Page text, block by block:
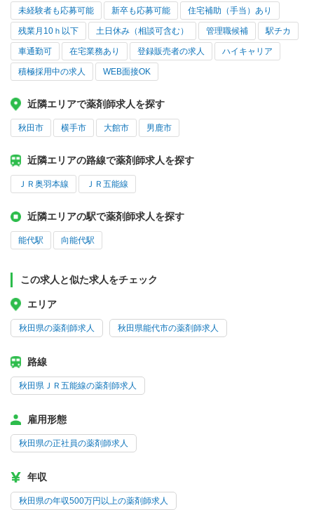
未経験者も応募可能 新卒も応募可能 住宅補助（手当）あり
残業月10ｈ以下 土日休み（相談可含む） 管理職候補 駅チカ
車通勤可 在宅業務あり 登録販売者の求人 ハイキャリア
積極採用中の求人 WEB面接OK
近隣エリアで薬剤師求人を探す
秋田市 横手市 大館市 男鹿市
近隣エリアの路線で薬剤師求人を探す
ＪＲ奥羽本線 ＪＲ五能線
近隣エリアの駅で薬剤師求人を探す
能代駅 向能代駅
この求人と似た求人をチェック
エリア
秋田県の薬剤師求人 秋田県能代市の薬剤師求人
路線
秋田県ＪＲ五能線の薬剤師求人
雇用形態
秋田県の正社員の薬剤師求人
年収
秋田県の年収500万円以上の薬剤師求人